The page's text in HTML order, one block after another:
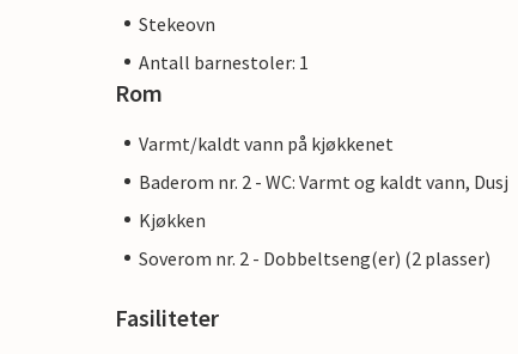
Stekeovn
Antall barnestoler: 1
Rom
Varmt/kaldt vann på kjøkkenet
Baderom nr. 2 - WC: Varmt og kaldt vann, Dusj
Kjøkken
Soverom nr. 2 - Dobbeltseng(er) (2 plasser)
Fasiliteter